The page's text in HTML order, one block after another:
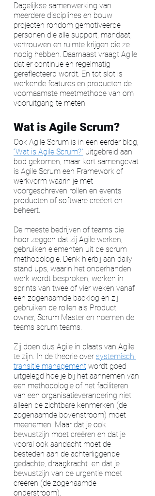
Dagelijkse samenwerking van
meerdere disciplines en bouw
projecten rondom gemotiveerde
personen die alle support, mandaat,
vertrouwen en ruimte krijgen die ze
nodig hebben. Daarnaast vraagt Agile
dat er continue en regelmatig
gereflecteerd wordt. En tot slot is
werkende features en producten de
voornaamste meetmethode van om
vooruitgang te meten.
Wat is Agile Scrum?
Ook Agile Scrum is in een eerder blog,
“Wat is Agile Scrum?” uitgebreid aan
bod gekomen, maar kort samengevat
is Agile Scrum een Framework of
werkvorm waarin je met
voorgeschreven rollen en events
producten of software creëert en
beheert.
De meeste bedrijven of teams die
hoor zeggen dat zij Agile werken,
gebruiken elementen uit de scrum
methodologie. Denk hierbij aan daily
stand ups, waarin het onderhanden
werk wordt besproken, werken in
sprints van twee of vier weken vanaf
een zogenaamde backlog en zij
gebruiken de rollen als Product
owner, Scrum Master en noemen de
teams scrum teams.
Zij doen dus Agile in plaats van Agile
te zijn. In de theorie over systemisch
transitie management wordt goed
uitgelegd hoe je bij het aannemen van
een methodologie of het faciliteren
van een organisatieverandering niet
alleen de zichtbare kenmerken (de
zogenaamde bovenstroom) moet
meenemen. Maar dat je ook
bewustzijn moet creëren en dat je
vooral ook aandacht moet de
besteden aan de achterliggende
gedachte, draagkracht  en dat je
bewustzijn van de urgentie moet
creëren (de zogenaamde
onderstroom).